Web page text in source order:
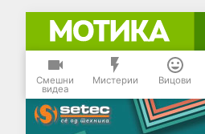
Смешни
видеа
Мистерии Вицови